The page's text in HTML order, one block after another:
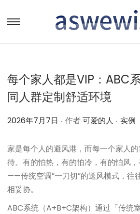
转
跳
每个家人都是VIP：ABC
同人群定制舒适环境
作
2026年7月7日 . 作者可爱的人 . 作
实例
家是每个人的避风港，而每一个家人
待。有的怕热，有的怕冷，有的怕风
——传统空调”一刀切”的送风模式，往
相妥协。
ABC系统（A+B+C架构）通过「传统